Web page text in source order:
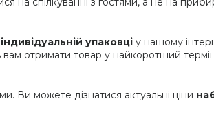
упаковці у нашому
вам отримати товар у найкоротший
Ви можете дізнатися актуальні ціни